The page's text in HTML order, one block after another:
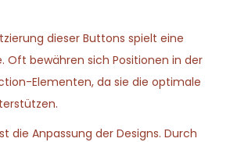
dieser Buttons spielt eine
Oft bewähren sich Positionen in der
Elementen, da sie die optimale
die Anpassung der Designs. Durch